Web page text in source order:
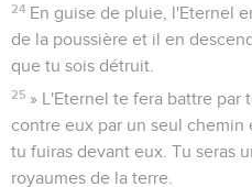
24 En guise de pluie, l'Eternel
de la poussière et il en
que tu sois détruit.
25 » L'Eternel te fera battre par
contre eux par un seul chemin
tu fuiras devant eux. Tu seras
royaumes de la terre.